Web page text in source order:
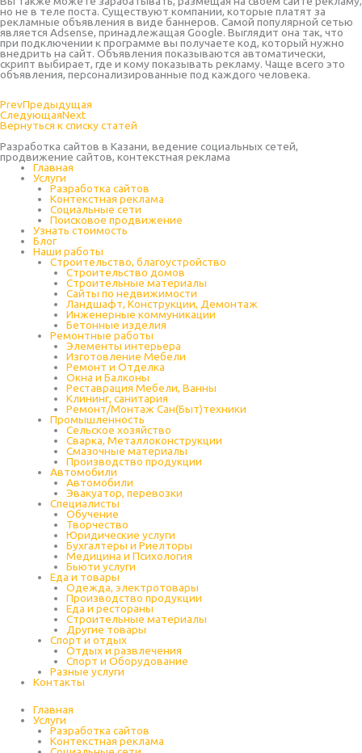
но не в теле поста. Существуют компании, которые платят за
рекламные объявления в виде баннеров. Самой популярной сетью
является Adsense, принадлежащая Google. Выглядит она так, что
при подключении к программе вы получаете код, который нужно
внедрить на сайт. Объявления показываются автоматически,
скрипт выбирает, где и кому показывать рекламу. Чаще всего это
объявления, персонализированные под каждого человека.
PrevПредыдущая
СледующаяNext
Вернуться к списку статей
Разработка сайтов в Казани, ведение социальных сетей,
продвижение сайтов, контекстная реклама
Главная
Услуги
Разработка сайтов
Контекстная реклама
Социальные сети
Поисковое продвижение
Узнать стоимость
Блог
Наши работы
Строительство, благоустройство
Строительство домов
Строительные материалы
Сайты по недвижимости
Ландшафт, Конструкции, Демонтаж
Инженерные коммуникации
Бетонные изделия
Ремонтные работы
Элементы интерьера
Изготовление Мебели
Ремонт и Отделка
Окна и Балконы
Реставрация Мебели, Ванны
Клининг, санитария
Ремонт/Монтаж Сан(Быт)техники
Промышленность
Cельское хозяйство
Сварка, Металлоконструкции
Cмазочные материалы
Производство продукции
Автомобили
Автомобили
Эвакуатор, перевозки
Специалисты
Обучение
Творчество
Юридические услуги
Бухгалтеры и Риелторы
Медицина и Психология
Бьюти услуги
Еда и товары
Одежда, электротовары
Производство продукции
Еда и рестораны
Строительные материалы
Другие товары
Спорт и отдых
Отдых и развлечения
Спорт и Оборудование
Разные услуги
Контакты
Главная
Услуги
Разработка сайтов
Контекстная реклама